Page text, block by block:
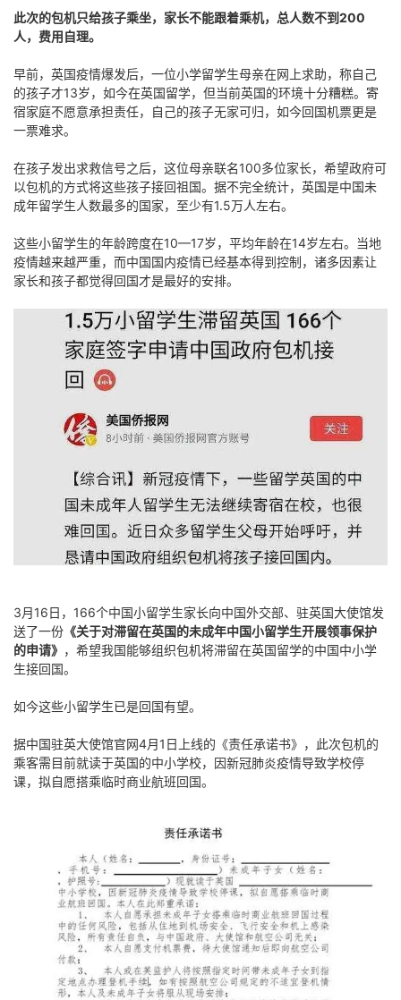
此次的包机只给孩子乘坐，家长不能跟着乘机，总人数不到200
人，费用自理。
早前，英国疫情爆发后，一位小学留学生母亲在网上求助，称自己
的孩子才13岁，如今在英国留学，但当前英国的环境十分糟糕。寄
宿家庭不愿意承担责任，自己的孩子无家可归，如今回国机票更是
一票难求。
在孩子发出求救信号之后，这位母亲联名100多位家长，希望政府可
以包机的方式将这些孩子接回祖国。据不完全统计，英国是中国未
成年留学生人数最多的国家，至少有1.5万人左右。
这些小留学生的年龄跨度在10—17岁，平均年龄在14岁左右。当地
疫情越来越严重，而中国国内疫情已经基本得到控制，诸多因素让
家长和孩子都觉得回国才是最好的安排。
3月16日，166个中国小留学生家长向中国外交部、驻英国大使馆发
送了一份 《关于对滞留在英国的未成年中国小留学生开展领事保护
的申请》 ，希望我国能够组织包机将滞留在英国留学的中国中小学
生接回国。
如今这些小留学生已是回国有望。
据中国驻英大使馆官网4月1日上线的《责任承诺书》，此次包机的
乘客需目前就读于英国的中小学校，因新冠肺炎疫情导致学校停
课，拟自愿搭乘临时商业航班回国。